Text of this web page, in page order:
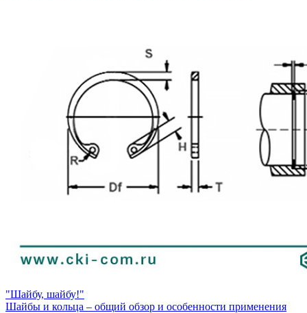
"Шайбу, шайбу!"
Шайбы и кольца – общий обзор и особенности применения